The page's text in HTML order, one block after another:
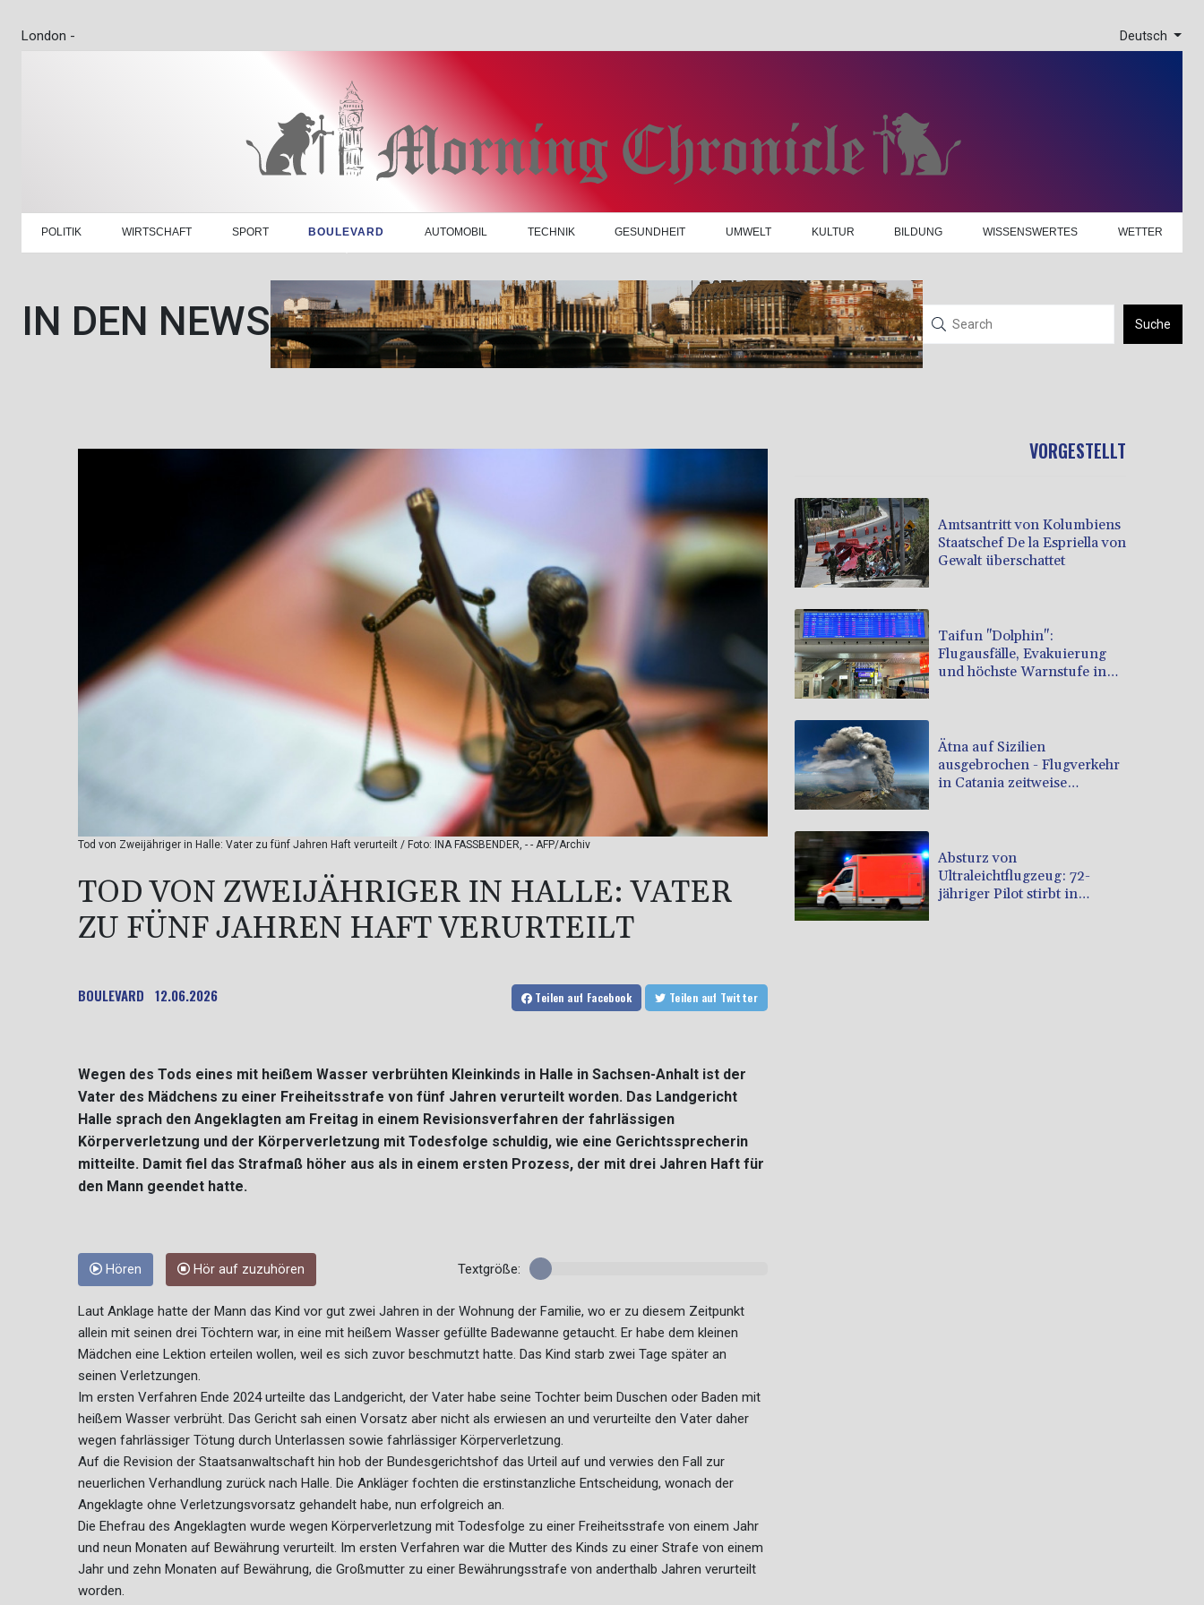
London - Deutsch
POLITIK WIRTSCHAFT SPORT BOULEVARD AUTOMOBIL TECHNIK GESUNDHEIT UMWELT KULTUR BILDUNG WISSENSWERTES WETTER
IN DEN NEWS Suche
Tod von Zweijähriger in Halle: Vater zu fünf Jahren Haft verurteilt / Foto: INA FASSBENDER, - - AFP/Archiv
TOD VON ZWEIJÄHRIGER IN HALLE: VATER
ZU FÜNF JAHREN HAFT VERURTEILT
BOULEVARD 12.06.2026 Teilen auf Facebook Teilen auf Twitter
Wegen des Tods eines mit heißem Wasser verbrühten Kleinkinds in Halle in Sachsen-Anhalt ist der
Vater des Mädchens zu einer Freiheitsstrafe von fünf Jahren verurteilt worden. Das Landgericht
Halle sprach den Angeklagten am Freitag in einem Revisionsverfahren der fahrlässigen
Körperverletzung und der Körperverletzung mit Todesfolge schuldig, wie eine Gerichtssprecherin
mitteilte. Damit fiel das Strafmaß höher aus als in einem ersten Prozess, der mit drei Jahren Haft für
den Mann geendet hatte.
Hören Hör auf zuzuhören Textgröße:
Laut Anklage hatte der Mann das Kind vor gut zwei Jahren in der Wohnung der Familie, wo er zu diesem Zeitpunkt
allein mit seinen drei Töchtern war, in eine mit heißem Wasser gefüllte Badewanne getaucht. Er habe dem kleinen
Mädchen eine Lektion erteilen wollen, weil es sich zuvor beschmutzt hatte. Das Kind starb zwei Tage später an
seinen Verletzungen.
Im ersten Verfahren Ende 2024 urteilte das Landgericht, der Vater habe seine Tochter beim Duschen oder Baden mit
heißem Wasser verbrüht. Das Gericht sah einen Vorsatz aber nicht als erwiesen an und verurteilte den Vater daher
wegen fahrlässiger Tötung durch Unterlassen sowie fahrlässiger Körperverletzung.
Auf die Revision der Staatsanwaltschaft hin hob der Bundesgerichtshof das Urteil auf und verwies den Fall zur
neuerlichen Verhandlung zurück nach Halle. Die Ankläger fochten die erstinstanzliche Entscheidung, wonach der
Angeklagte ohne Verletzungsvorsatz gehandelt habe, nun erfolgreich an.
Die Ehefrau des Angeklagten wurde wegen Körperverletzung mit Todesfolge zu einer Freiheitsstrafe von einem Jahr
und neun Monaten auf Bewährung verurteilt. Im ersten Verfahren war die Mutter des Kinds zu einer Strafe von einem
Jahr und zehn Monaten auf Bewährung, die Großmutter zu einer Bewährungsstrafe von anderthalb Jahren verurteilt
worden.
VORGESTELLT
Amtsantritt von Kolumbiens
Staatschef De la Espriella von
Gewalt überschattet
Taifun "Dolphin":
Flugausfälle, Evakuierung
und höchste Warnstufe in
Ätna auf Sizilien
ausgebrochen - Flugverkehr
in Catania zeitweise
Absturz von
Ultraleichtflugzeug: 72-
jähriger Pilot stirbt in